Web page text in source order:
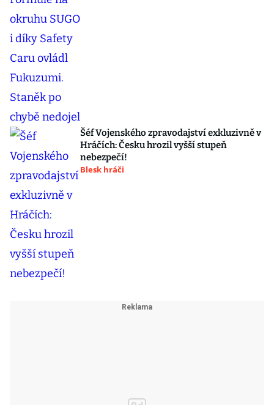
Šéf Vojenského zpravodajství exkluzivně v
Hráčích: Česku hrozil vyšší stupeň
nebezpečí!
Blesk hráči